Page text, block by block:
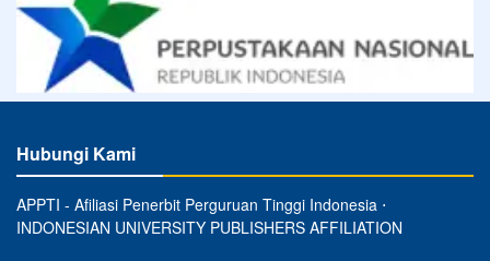
Hubungi Kami
APPTI - Afiliasi Penerbit Perguruan Tinggi Indonesia ⋅
INDONESIAN UNIVERSITY PUBLISHERS AFFILIATION